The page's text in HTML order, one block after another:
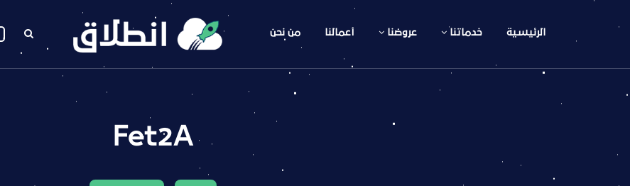
الرئيسية خدماتنا عروضنا أعمالنا من نحن
Fet2A